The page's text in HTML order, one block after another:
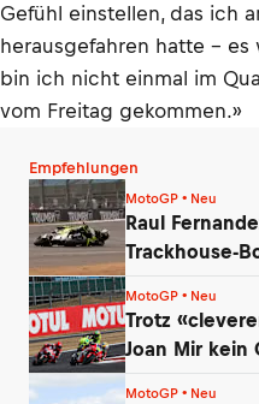
Gefühl einstellen, das ich
herausgefahren hatte –
bin ich nicht einmal im
vom Freitag gekommen.»
Empfehlungen
MotoGP • Neu
Raul
Trackhouse-
MotoGP • Neu
Trotz
Joan Mir kein
MotoGP • Neu